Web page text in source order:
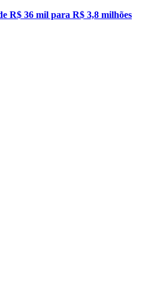
R$ 36 mil para R$ 3,8 milhões